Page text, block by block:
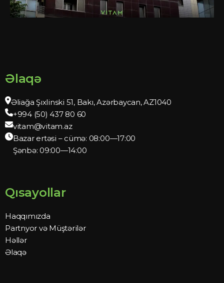
Əlaqə
Əliağa Şıxlinski 51, Bakı, Azərbaycan, AZ1040
+994 (50) 437 80 60
vitam@vitam.az
Bazar ertəsi – cümə: 08:00—17:00
Şənbə: 09:00—14:00
Qısayollar
Haqqımızda
Partnyor və Müştərilər
Həllər
Əlaqə